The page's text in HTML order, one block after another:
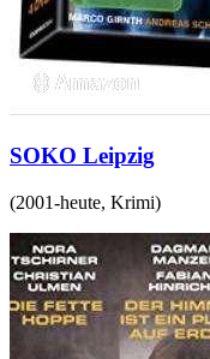
SOKO Leipzig
(2001-heute, Krimi)